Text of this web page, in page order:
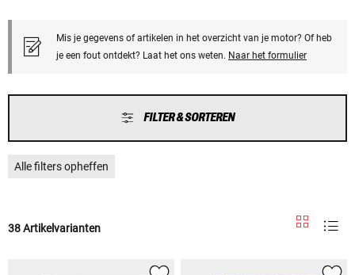
Mis je gegevens of artikelen in het overzicht van je motor? Of heb
je een fout ontdekt? Laat het ons weten. Naar het formulier
FILTER & SORTEREN
Alle filters opheffen
38 Artikelvarianten